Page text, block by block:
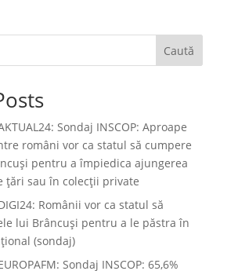
Caută
Sondaj INSCOP: Aproape
români vor ca statul să cumpere
pentru a împiedica ajungerea
ţări sau în colecţii private
Românii vor ca statul să
lui Brâncuși pentru a le păstra în
(sondaj)
Sondaj INSCOP: 65,6%